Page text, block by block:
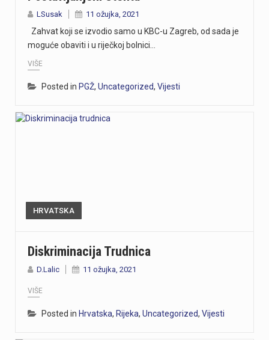
LSusak 11 ožujka, 2021
Zahvat koji se izvodio samo u KBC-u Zagreb, od sada je
moguće obaviti i u riječkoj bolnici…
VIŠE
Posted in PGŽ, Uncategorized, Vijesti
HRVATSKA
Diskriminacija Trudnica
D.Lalic 11 ožujka, 2021
VIŠE
Posted in Hrvatska, Rijeka, Uncategorized, Vijesti